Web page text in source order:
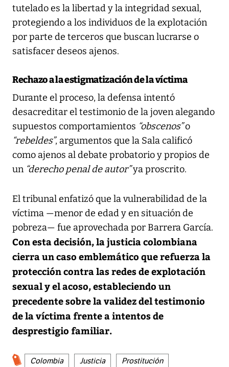
tutelado es la libertad y la integridad sexual,
protegiendo a los individuos de la explotación
por parte de terceros que buscan lucrarse o
satisfacer deseos ajenos.
Rechazo a la estigmatización de la víctima
Durante el proceso, la defensa intentó
desacreditar el testimonio de la joven alegando
supuestos comportamientos “obscenos”o
“rebeldes”, argumentos que la Sala calificó
como ajenos al debate probatorio y propios de
un “derecho penal de autor”ya proscrito.
El tribunal enfatizó que la vulnerabilidad de la
víctima —menor de edad y en situación de
pobreza— fue aprovechada por Barrera García.
Con esta decisión, la justicia colombiana
cierra un caso emblemático que refuerza la
protección contra las redes de explotación
sexual y el acoso, estableciendo un
precedente sobre la validez del testimonio
de la víctima frente a intentos de
desprestigio familiar.
Colombia Justicia Prostitución